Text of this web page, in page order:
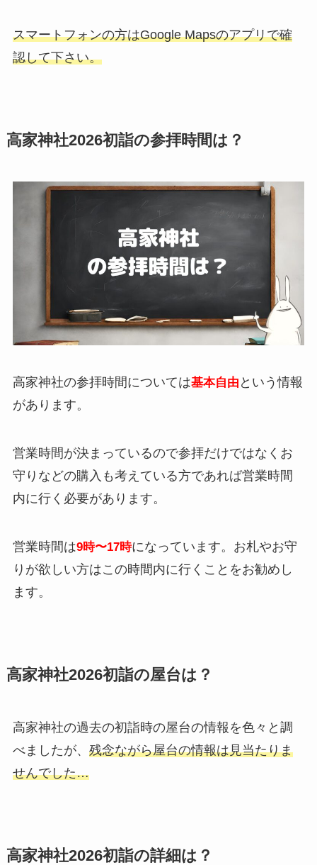
スマートフォンの方はGoogle Mapsのアプリで確
認して下さい。
高家神社2026初詣の参拝時間は？
高家神社の参拝時間については基本自由 という情報
があります。
営業時間が決まっているので参拝だけではなくお
守りなどの購入も考えている方であれば営業時間
内に行く必要があります。
営業時間は9時〜17時になっています。お札やお守
りが欲しい方はこの時間内に行くことをお勧めし
ます。
高家神社2026初詣の屋台は？
高家神社の過去の初詣時の屋台の情報を色々と調
べましたが、 残念ながら屋台の情報は見当たりま
せんでした…
高家神社2026初詣の詳細は？